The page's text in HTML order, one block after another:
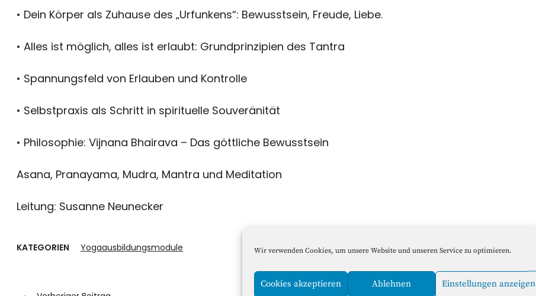
Wir verwenden Cookies, um unsere Website und unseren Service zu optimieren.
Cookies akzeptieren Ablehnen Einstellungen anzeigen
• Dein Körper als Zuhause des „Urfunkens“: Bewusstsein, Freude, Liebe.
• Alles ist möglich, alles ist erlaubt: Grundprinzipien des Tantra
• Spannungsfeld von Erlauben und Kontrolle
• Selbstpraxis als Schritt in spirituelle Souveränität
• Philosophie: Vijnana Bhairava – Das göttliche Bewusstsein
Asana, Pranayama, Mudra, Mantra und Meditation
Leitung: Susanne Neunecker
KATEGORIEN Yogaausbildungsmodule